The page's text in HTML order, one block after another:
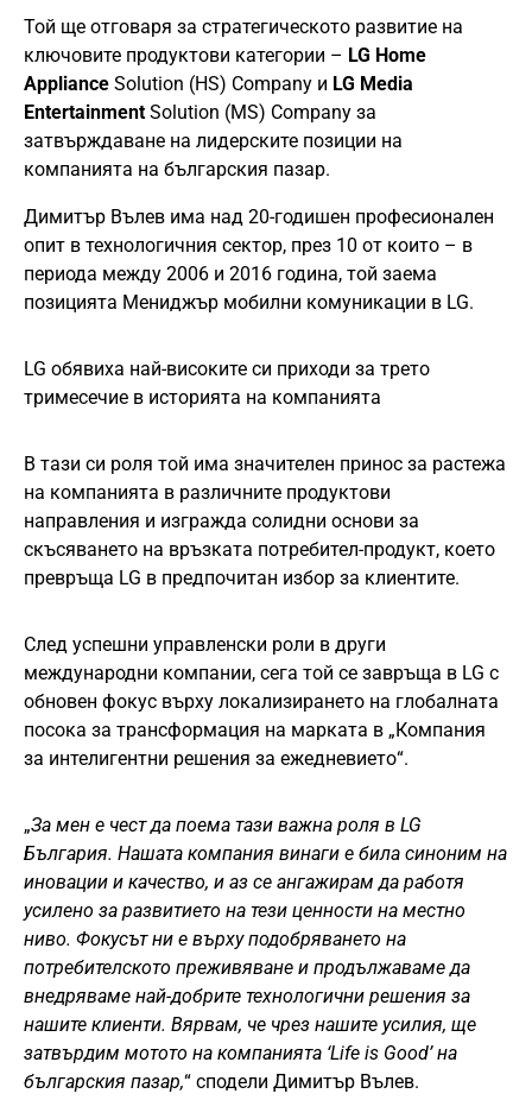
Той ще отговаря за стратегическото развитие на
ключовите продуктови категории – LG Home
Appliance Solution (HS) Company и LG Media
Entertainment Solution (MS) Company за
затвърждаване на лидерските позиции на
компанията на българския пазар.
Димитър Вълев има над 20-годишен професионален
опит в технологичния сектор, през 10 от които – в
периода между 2006 и 2016 година, той заема
позицията Мениджър мобилни комуникации в LG.
LG обявиха най-високите си приходи за трето
тримесечие в историята на компанията
В тази си роля той има значителен принос за растежа
на компанията в различните продуктови
направления и изгражда солидни основи за
скъсяването на връзката потребител-продукт, което
превръща LG в предпочитан избор за клиентите.
След успешни управленски роли в други
международни компании, сега той се завръща в LG с
обновен фокус върху локализирането на глобалната
посока за трансформация на марката в „Компания
за интелигентни решения за ежедневието“.
„За мен е чест да поема тази важна роля в LG
България. Нашата компания винаги е била синоним на
иновации и качество, и аз се ангажирам да работя
усилено за развитието на тези ценности на местно
ниво. Фокусът ни е върху подобряването на
потребителското преживяване и продължаваме да
внедряваме най-добрите технологични решения за
нашите клиенти. Вярвам, че чрез нашите усилия, ще
затвърдим мотото на компанията ‘Life is Good’ на
българския пазар,“ сподели Димитър Вълев.